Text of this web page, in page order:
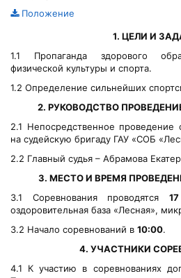
Положение
1. ЦЕЛИ И
1.1 Пропаганда здорового
физической культуры и спорта.
1.2 Определение сильнейших
2. РУКОВОДСТВО
2.1 Непосредственное проведение
на судейскую бригаду ГАУ «СОБ
2.2 Главный судья – Абрамова
3. МЕСТО И ВРЕМЯ
3.1 Соревнования проводятся
оздоровительная база «Лесная»,
3.2 Начало соревнований в 10:00.
4. УЧАСТНИКИ
4.1 К участию в соревнованиях